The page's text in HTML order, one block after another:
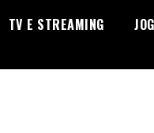
TV E STREAMING